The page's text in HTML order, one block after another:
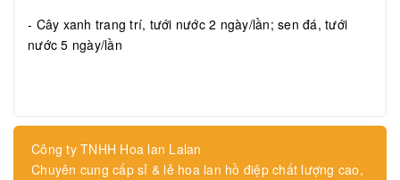
- Cây xanh trang trí, tưới nước 2 ngày/lần; sen đá, tưới
nước 5 ngày/lần
Công ty TNHH Hoa lan Lalan
Chuyên cung cấp sỉ & lẻ hoa lan hồ điệp chất lượng cao,